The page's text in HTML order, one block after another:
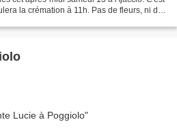
la crémation à 11h. Pas de fleurs, ni de